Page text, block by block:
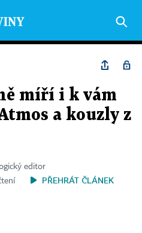
míří i k vám
a kouzly z
editor
PŘEHRÁT ČLÁNEK